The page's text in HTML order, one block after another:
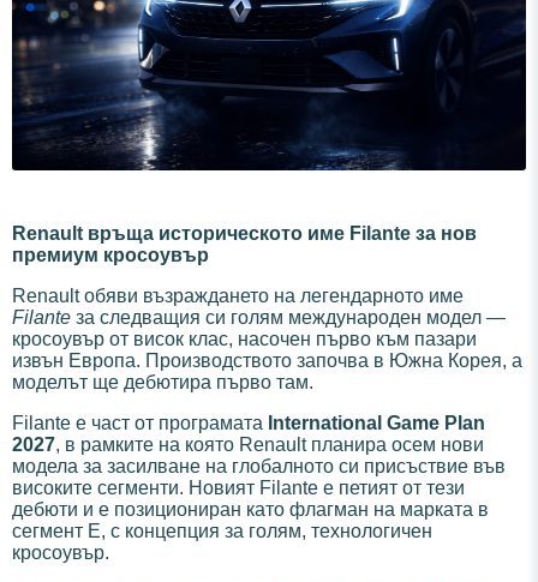
Renault връща историческото име Filante за нов
премиум кросоувър
Renault обяви възраждането на легендарното име
Filante за следващия си голям международен модел —
кросоувър от висок клас, насочен първо към пазари
извън Европа. Производството започва в Южна Корея, а
моделът ще дебютира първо там.
Filante е част от програмата International Game Plan
2027, в рамките на която Renault планира осем нови
модела за засилване на глобалното си присъствие във
високите сегменти. Новият Filante е петият от тези
дебюти и е позициониран като флагман на марката в
сегмент E, с концепция за голям, технологичен
кросоувър.